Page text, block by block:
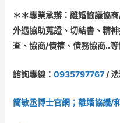
＊＊專業承辦：離婚協議協
外遇協助蒐證、切結書、精
查、協商/債權、債務協商..
諮詢專線： 0935797767/ 法
簡敏丞博士官網；離婚協議/